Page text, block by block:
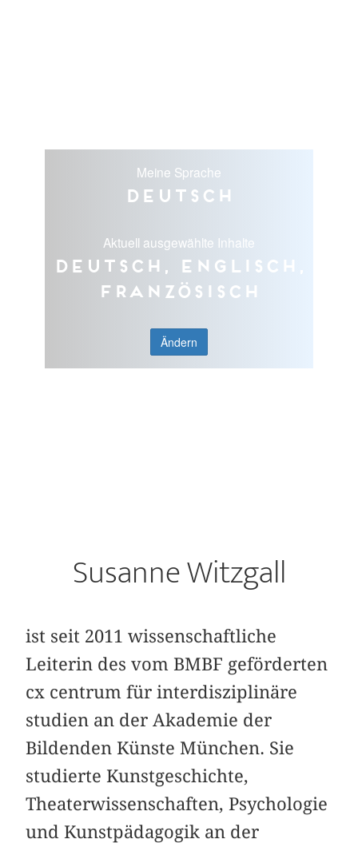
Meine Sprache
Deutsch
Aktuell ausgewählte Inhalte
Deutsch, Englisch,
Französisch
Ändern
Susanne Witzgall
ist seit 2011 wissenschaftliche
Leiterin des vom BMBF geförderten
cx centrum für interdisziplinäre
studien an der Akademie der
Bildenden Künste München. Sie
studierte Kunstgeschichte,
Theaterwissenschaften, Psychologie
und Kunstpädagogik an der